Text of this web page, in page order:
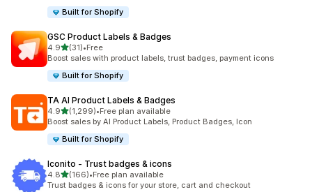
Built for Shopify
GSC Product Labels & Badges
4.95つ星中
(31)
合計レビュー数：31件
•Free
Boost sales with product labels, trust badges, payment icons
Built for Shopify
TA AI Product Labels & Badges
4.95つ星中
(1,299)
合計レビュー数：1299件
•Free plan available
Boost sales by AI Product Labels, Product Badges, Icon
Built for Shopify
Iconito ‑ Trust badges & icons
4.85つ星中
(166)
合計レビュー数：166件
•Free plan available
Trust badges & icons for your store, cart and checkout